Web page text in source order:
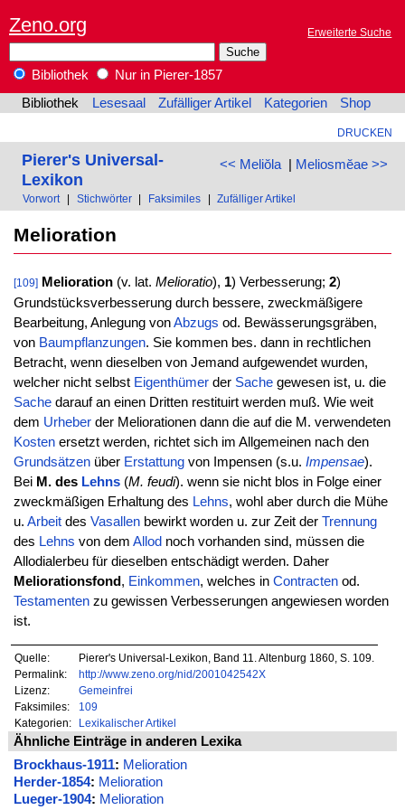
Zeno.org Erweiterte Suche
Bibliothek
Nur in Pierer-1857
Bibliothek
Lesesaal Zufälliger Artikel Kategorien Shop
DRUCKEN
<< Meliŏla| Meliosmĕae >>
Pierer's Universal-
Lexikon
Vorwort Stichwörter Faksimiles Zufälliger Artikel
Melioration
[109] Melioration(v. lat. Melioratio), 1) Verbesserung; 2)
Grundstücksverbesserung durch bessere, zweckmäßigere
Bearbeitung, Anlegung vonAbzugs od. Bewässerungsgräben,
von Baumpflanzungen. Sie kommen bes. dann in rechtlichen
Betracht, wenn dieselben von Jemand aufgewendet wurden,
welcher nicht selbst Eigenthümerder Sachegewesen ist, u. die
Sachedarauf an einen Dritten restituirt werden muß. Wie weit
dem Urheberder Meliorationen dann die auf die M. verwendeten
Kostenersetzt werden, richtet sich im Allgemeinen nach den
Grundsätzenüber Erstattungvon Impensen (s.u. Impensae).
Bei M. des Lehns(M. feudi). wenn sie nicht blos in Folge einer
zweckmäßigen Erhaltung des Lehns, wohl aber durch die Mühe
u. Arbeitdes Vasallenbewirkt worden u. zur Zeit der Trennung
des Lehns von dem Allod noch vorhanden sind, müssen die
Allodialerbeu für dieselben entschädigt werden. Daher
Meliorationsfond, Einkommen, welches in Contractenod.
Testamentenzu gewissen Verbesserungen angewiesen worden
ist.
Quelle:
Pierer's Universal-Lexikon, Band 11. Altenburg 1860, S. 109.
Permalink:
http://www.zeno.org/nid/2001042542X
Lizenz:
Gemeinfrei
Faksimiles:
109
Kategorien:
Lexikalischer Artikel
Ähnliche Einträge in anderen Lexika
Brockhaus-1911: Melioration
Herder-1854: Melioration
Lueger-1904: Melioration